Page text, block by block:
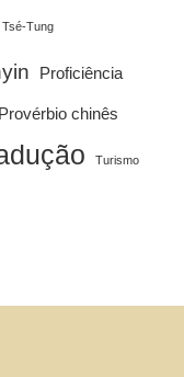
Tsé-Tung
Proficiência
Provérbio chinês
Turismo